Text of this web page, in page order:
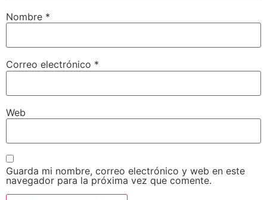
Nombre *
Correo electrónico *
Web
Guarda mi nombre, correo electrónico y web en este
navegador para la próxima vez que comente.